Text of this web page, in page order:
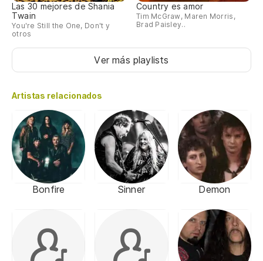
Las 30 mejores de Shania
Twain
You're Still the One, Don't y
otros
Country es amor
Tim McGraw, Maren Morris,
Brad Paisley..
Ver más playlists
Artistas relacionados
Bonfire Sinner Demon